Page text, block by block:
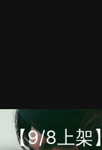
【9/8上架